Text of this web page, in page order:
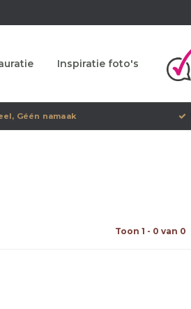
Inspiratie foto's
Géén namaak
Toon 1 - 0 van 0